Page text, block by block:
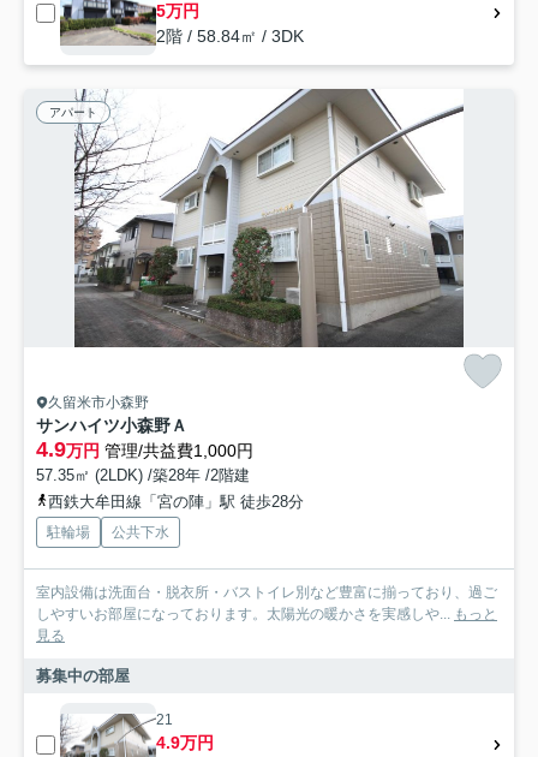
5万円
2階 / 58.84㎡ / 3DK
アパート
久留米市小森野
サンハイツ小森野Ａ
4.9万円 管理/共益費1,000円
57.35㎡ (2LDK) /築28年 /2階建
西鉄大牟田線「宮の陣」駅 徒歩28分
駐輪場 公共下水
室内設備は洗面台・脱衣所・バストイレ別など豊富に揃っており、過ご
しやすいお部屋になっております。太陽光の暖かさを実感しや... もっと
見る
募集中の部屋
21
4.9万円